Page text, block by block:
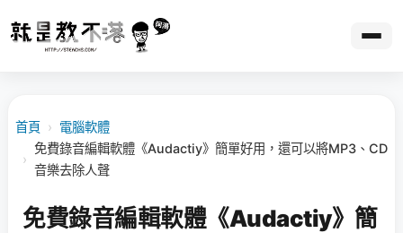
首頁 › 電腦軟體
›
免費錄音編輯軟體《Audactiy》簡單好用，還可以將MP3、CD
音樂去除人聲
免費錄音編輯軟體《Audactiy》簡